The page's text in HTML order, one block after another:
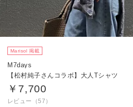
Marisol 掲載
M7days
【松村純子さんコラボ】大人Tシャツ
￥7,700
レビュー（57）